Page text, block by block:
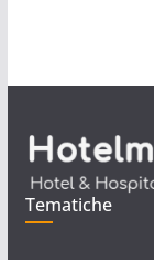
Tematiche